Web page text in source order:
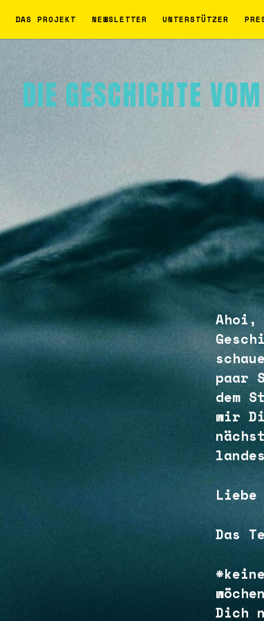
zum
Inhalt
DAS PROJEKT NEWSLETTER UNTERSTÜTZER
DIE GESCHICHTE
Ahoi,
paar
dem
wir
Liebe
Das
Dich